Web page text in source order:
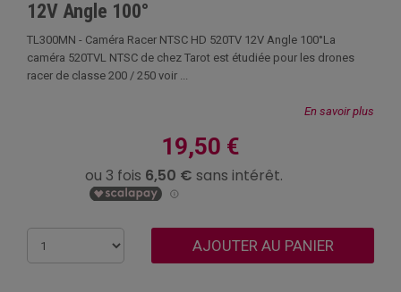
12V Angle 100°
TL300MN - Caméra Racer NTSC HD 520TV 12V Angle 100°La
caméra 520TVL NTSC de chez Tarot est étudiée pour les drones
racer de classe 200 / 250 voir ...
En savoir plus
19,50 €
AJOUTER AU PANIER